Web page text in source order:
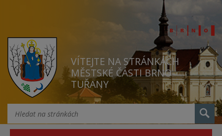
VÍTEJTE NA STRÁNKÁCH
MĚSTSKÉ ČÁSTI BRNO
TUŘANY